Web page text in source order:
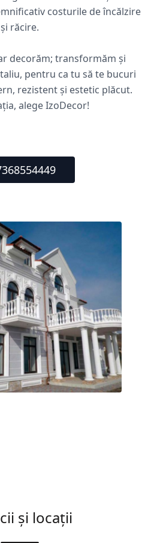
costurile de încălzire
și răcire.
decorăm; transformăm și
pentru ca tu să te bucuri
rezistent și estetic plăcut.
alege IzoDecor!
și locații